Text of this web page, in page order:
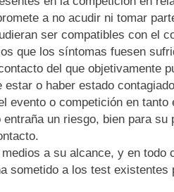
a no acudir ni tomar
ser compatibles con el
que los síntomas fuesen
del que objetivamente
estar o haber estado
evento o competición en
entraña un riesgo, bien para
a su alcance, y en
sometido a los test